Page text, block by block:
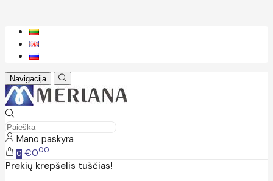
Navigacija
Mano paskyra
0 €000
Prekių krepšelis tuščias!